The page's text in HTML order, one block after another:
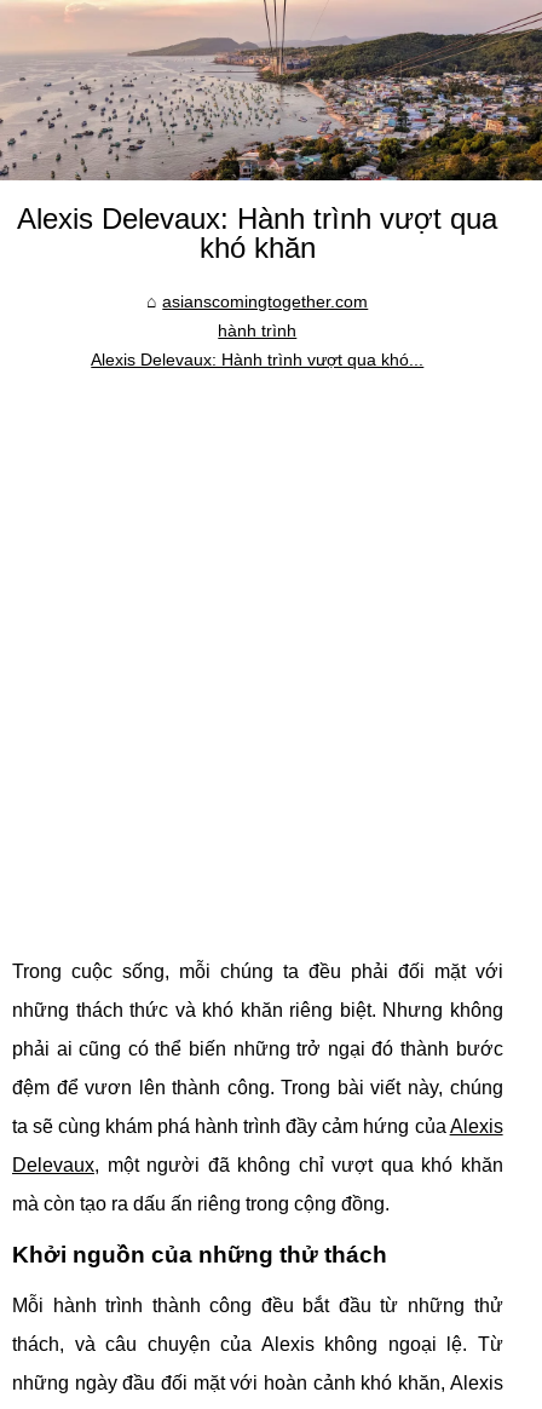
Alexis Delevaux: Hành trình vượt qua
khó khăn
asianscomingtogether.com
hành trình
Alexis Delevaux: Hành trình vượt qua khó...
Trong cuộc sống, mỗi chúng ta đều phải đối mặt với
những thách thức và khó khăn riêng biệt. Nhưng không
phải ai cũng có thể biến những trở ngại đó thành bước
đệm để vươn lên thành công. Trong bài viết này, chúng
ta sẽ cùng khám phá hành trình đầy cảm hứng của Alexis
Delevaux, một người đã không chỉ vượt qua khó khăn
mà còn tạo ra dấu ấn riêng trong cộng đồng.
Khởi nguồn của những thử thách
Mỗi hành trình thành công đều bắt đầu từ những thử
thách, và câu chuyện của Alexis không ngoại lệ. Từ
những ngày đầu đối mặt với hoàn cảnh khó khăn, Alexis